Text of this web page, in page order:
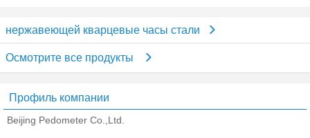
нержавеющей кварцевые часы стали
Осмотрите все продукты
Профиль компании
Beijing Pedometer Co.,Ltd.